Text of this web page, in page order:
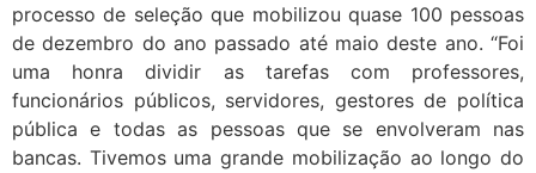
processo de seleção que mobilizou quase 100 pessoas
de dezembro do ano passado até maio deste ano. “Foi
uma honra dividir as tarefas com professores,
funcionários públicos, servidores, gestores de política
pública e todas as pessoas que se envolveram nas
bancas. Tivemos uma grande mobilização ao longo do